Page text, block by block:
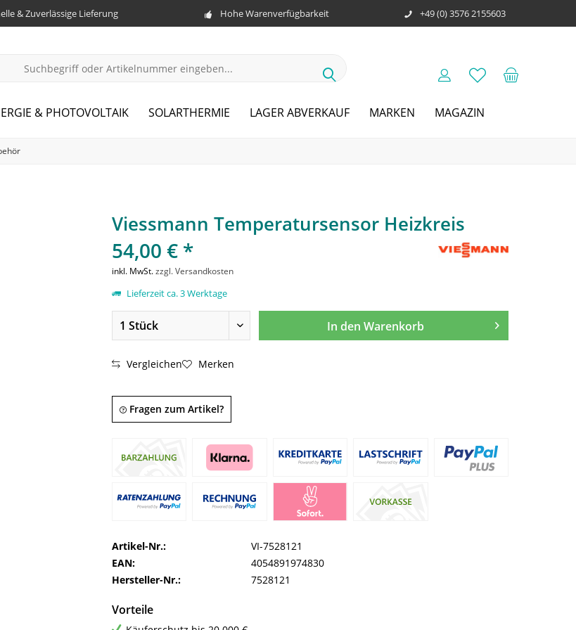
& Zuverlässige Lieferung Hohe Warenverfügbarkeit +49 (0) 3576 2155603
& PHOTOVOLTAIK SOLARTHERMIE LAGER ABVERKAUF MARKEN MAGAZIN
Viessmann Temperatursensor Heizkreis
54,00 € *
inkl. MwSt.zzgl. Versandkosten
Lieferzeit ca. 3 Werktage
In den Warenkorb
Vergleichen Merken
Fragen zum Artikel?
Artikel-Nr.:
VI-7528121
EAN:
4054891974830
Hersteller-Nr.:
7528121
Vorteile